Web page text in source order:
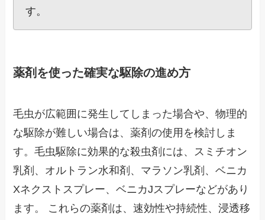
す。
薬剤を使った確実な駆除の進め方
毛虫が広範囲に発生してしまった場合や、物理的
な駆除が難しい場合は、薬剤の使用を検討しま
す。毛虫駆除に効果的な殺虫剤には、スミチオン
乳剤、オルトラン水和剤、マラソン乳剤、ベニカ
Xネクストスプレー、ベニカJスプレーなどがあり
ます。 これらの薬剤は、速効性や持続性、浸透移